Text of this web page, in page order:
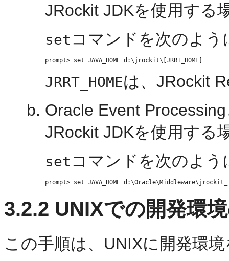
JRockit JDKを使用する
setコマンドを次のよう
JRRT_HOMEは、JRockit
Oracle Event
JRockit JDKを使用する
setコマンドを次のよう
3.2.2 UNIXでの開発環
この手順は、UNIXに開発環